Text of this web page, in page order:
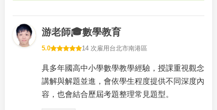
游老師🎓數學教育
5.0 14 次雇用 台北市南港區
具多年國高中小學數學教學經驗，授課重視觀念
講解與解題並進，會依學生程度提供不同深度內
容，也會結合歷屆考題整理常見題型。